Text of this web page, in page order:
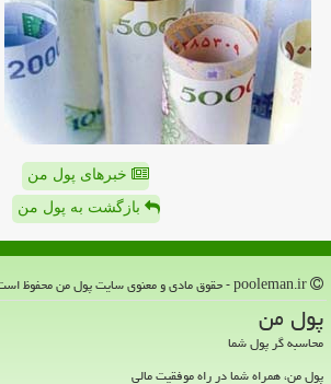
خبرهای پول من
بازگشت به پول من
پول من
محاسبه گر پول شما
پول من، همراه شما در راه موفقیت مالی